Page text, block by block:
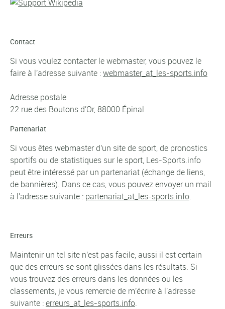
Contact
Si vous voulez contacter le webmaster, vous pouvez le
faire à l'adresse suivante :webmaster_at_les-sports.info
Adresse postale
22 rue des Boutons d'Or, 88000 Épinal
Partenariat
Si vous êtes webmaster d'un site de sport, de pronostics
sportifs ou de statistiques sur le sport, Les-Sports.info
peut être intéressé par un partenariat (échange de liens,
de bannières). Dans ce cas, vous pouvez envoyer un mail
à l'adresse suivante : partenariat_at_les-sports.info.
Erreurs
Maintenir un tel site n'est pas facile, aussi il est certain
que des erreurs se sont glissées dans les résultats. Si
vous trouvez des erreurs dans les données ou les
classements, je vous remercie de m'écrire à l'adresse
suivante :erreurs_at_les-sports.info.